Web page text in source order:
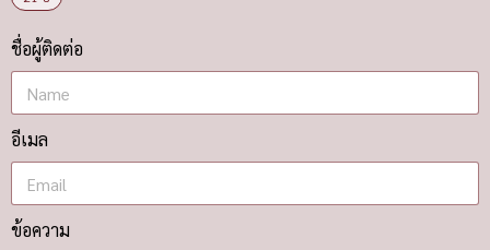
ชื่อผู้ติดต่อ
อีเมล
ข้อความ